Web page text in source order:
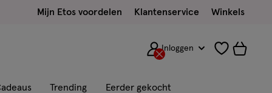
Mijn Etos voordelen Klantenservice Winkels
Inloggen
Trending Eerder gekocht